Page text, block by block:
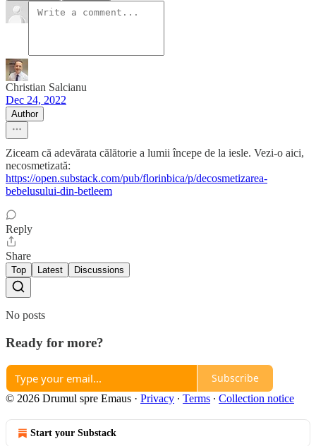
Christian Salcianu
Dec 24, 2022
Author
Ziceam că adevărata călătorie a lumii începe de la iesle. Vezi-o aici,
necosmetizată:
https://open.substack.com/pub/florinbica/p/decosmetizarea-
bebelusului-din-betleem
Reply
Share
Top Latest Discussions
No posts
Ready for more?
Subscribe
© 2026 Drumul spre Emaus · Privacy ∙ Terms ∙ Collection notice
Start your Substack